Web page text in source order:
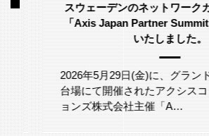
スウェーデンのネットワークカ
「Axis Japan Partner Summit
いたしました。
2026年5月29日(金)に、グランド
台場にて開催されたアクシスコ
ョンズ株式会社主催「A…